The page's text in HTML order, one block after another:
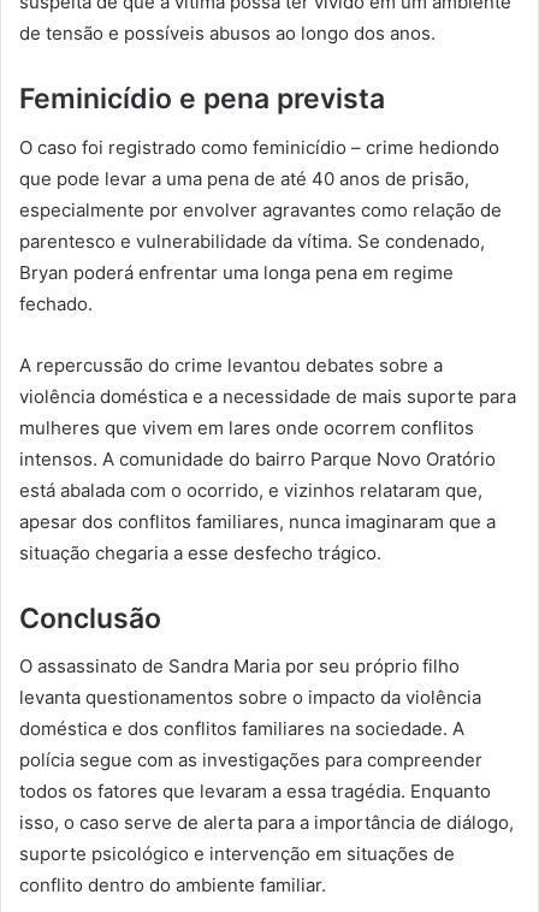
de tensão e possíveis abusos ao longo dos anos.
Feminicídio e pena prevista
O caso foi registrado como feminicídio – crime hediondo
que pode levar a uma pena de até 40 anos de prisão,
especialmente por envolver agravantes como relação de
parentesco e vulnerabilidade da vítima. Se condenado,
Bryan poderá enfrentar uma longa pena em regime
fechado.
A repercussão do crime levantou debates sobre a
violência doméstica e a necessidade de mais suporte para
mulheres que vivem em lares onde ocorrem conflitos
intensos. A comunidade do bairro Parque Novo Oratório
está abalada com o ocorrido, e vizinhos relataram que,
apesar dos conflitos familiares, nunca imaginaram que a
situação chegaria a esse desfecho trágico.
Conclusão
O assassinato de Sandra Maria por seu próprio filho
levanta questionamentos sobre o impacto da violência
doméstica e dos conflitos familiares na sociedade. A
polícia segue com as investigações para compreender
todos os fatores que levaram a essa tragédia. Enquanto
isso, o caso serve de alerta para a importância de diálogo,
suporte psicológico e intervenção em situações de
conflito dentro do ambiente familiar.